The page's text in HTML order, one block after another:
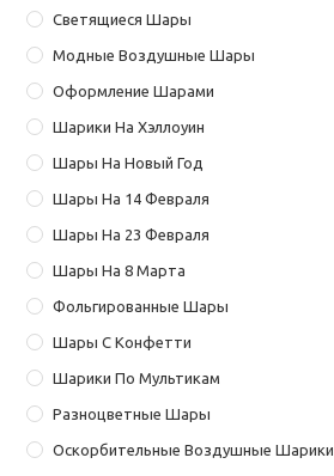
Светящиеся Шары
Модные Воздушные Шары
Оформление Шарами
Шарики На Хэллоуин
Шары На Новый Год
Шары На 14 Февраля
Шары На 23 Февраля
Шары На 8 Марта
Фольгированные Шары
Шары С Конфетти
Шарики По Мультикам
Разноцветные Шары
Оскорбительные Воздушные Шарики